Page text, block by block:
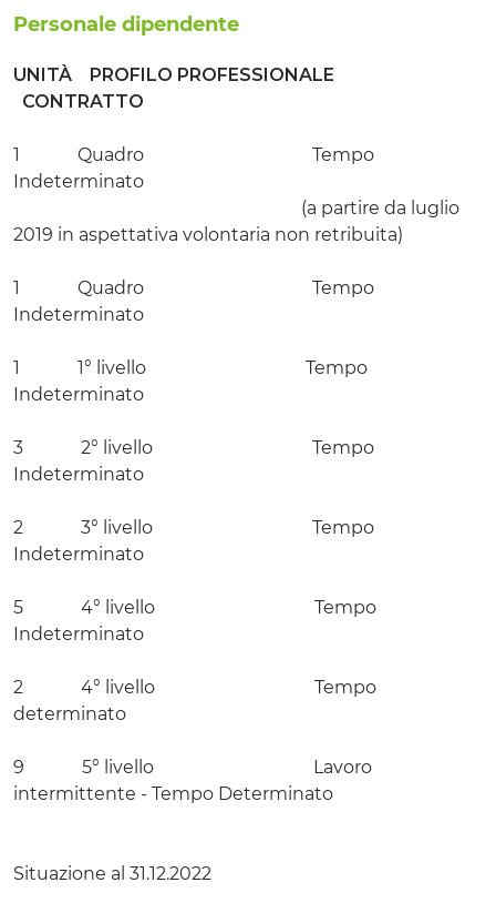
Personale dipendente
UNITÀ
PROFILO PROFESSIONALE
CONTRATTO
1 Quadro Tempo
Indeterminato
(a partire da luglio
2019 in aspettativa volontaria non retribuita)
1 Quadro Tempo
Indeterminato
1 1° livello Tempo
Indeterminato
3 2° livello Tempo
Indeterminato
2 3° livello Tempo
Indeterminato
5 4° livello Tempo
Indeterminato
2 4° livello Tempo
determinato
9 5° livello Lavoro
intermittente - Tempo Determinato
Situazione al 31.12.2022